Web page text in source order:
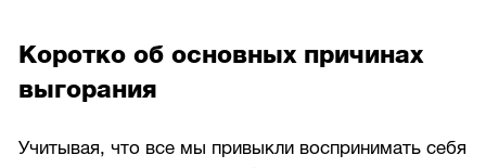
Коротко об основных причинах
выгорания
Учитывая, что все мы привыкли воспринимать себя